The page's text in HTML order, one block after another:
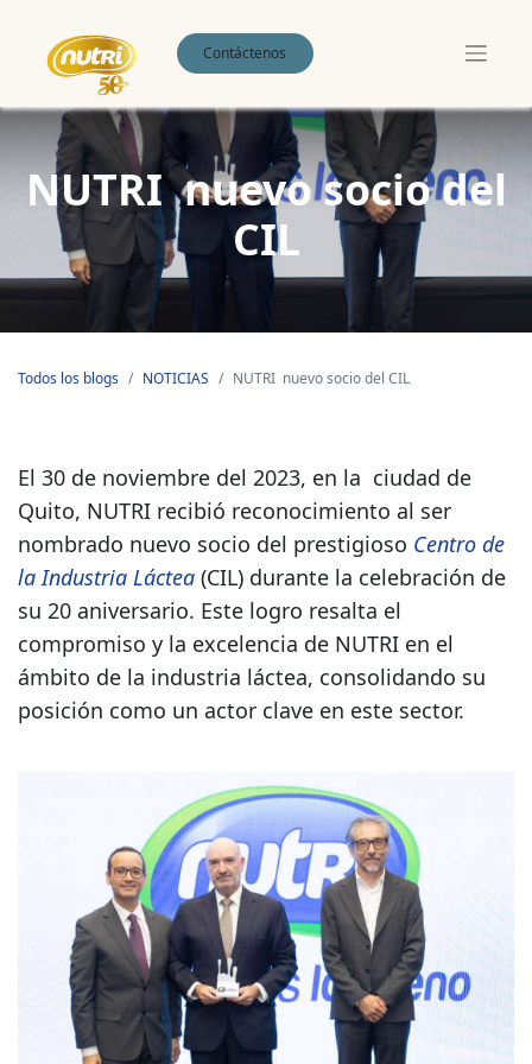
Contáctenos
NUTRI nuevo socio del
CIL
Todos los blogs NOTICIAS NUTRI nuevo socio del CIL
El 30 de noviembre del 2023, en la ciudad de
Quito, NUTRI recibió reconocimiento al ser
nombrado nuevo socio del prestigioso Centro de
la Industria Láctea (CIL) durante la celebración de
su 20 aniversario. Este logro resalta el
compromiso y la excelencia de NUTRI en el
ámbito de la industria láctea, consolidando su
posición como un actor clave en este sector.